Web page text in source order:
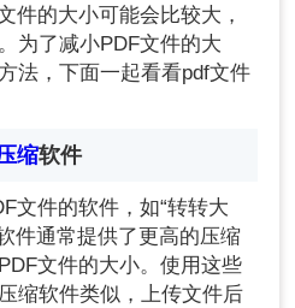
件的大小可能会比较大，
为了减小PDF文件的大
法，下面一起看看pdf文件
缩软件
文件的软件，如“转转大
件通常提供了更高的压缩
文件的大小。使用这些
缩软件类似，上传文件后